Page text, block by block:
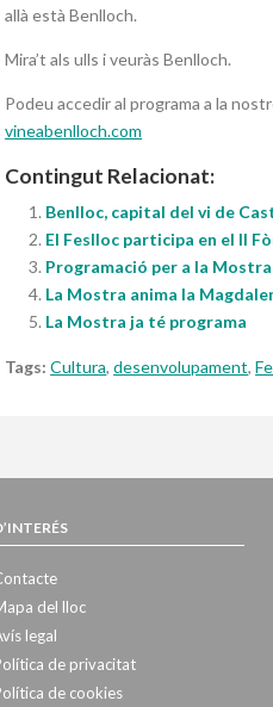
allà està Benlloch.
Mira’t als ulls i veuràs Benlloch.
Podeu accedir al programa a la
vineabenlloch.com
Contingut Relacionat:
Benlloc, capital del vi de
El Feslloc participa en el II
Programació per a la
La Mostra anima la
La Mostra ja té programa
Tags: Cultura,desenvolupament,
del lloc
legal
de privacitat
de cookies